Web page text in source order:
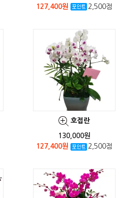
127,400원
2,500점
호접란
130,000원
127,400원
2,500점